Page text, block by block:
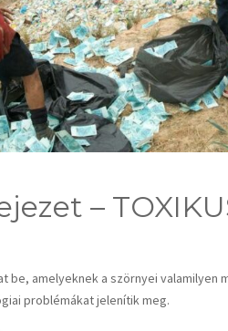
–
be, amelyeknek a szörnyei valamilyen
problémákat jelenítik meg.